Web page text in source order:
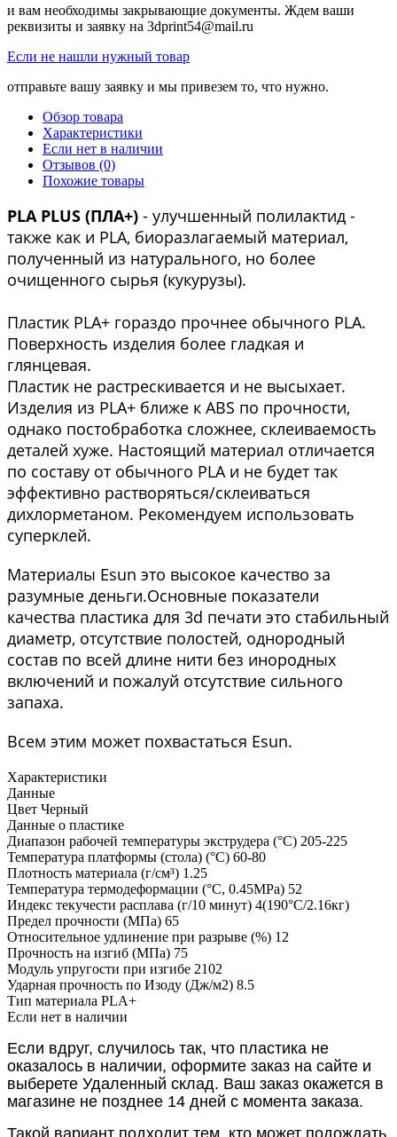
и вам необходимы закрывающие документы. Ждем ваши
реквизиты и заявку на 3dprint54@mail.ru
Если не нашли нужный товар
отправьте вашу заявку и мы привезем то, что нужно.
Обзор товара
Характеристики
Если нет в наличии
Отзывов (0)
Похожие товары
PLA PLUS (ПЛА+) - улучшенный полилактид -
также как и PLA, биоразлагаемый материал,
полученный из натурального, но более
очищенного сырья (кукурузы).
Пластик PLA+ гораздо прочнее обычного PLA.
Поверхность изделия более гладкая и
глянцевая.
Пластик не растрескивается и не высыхает.
Изделия из PLA+ ближе к ABS по прочности,
однако постобработка сложнее, склеиваемость
деталей хуже. Настоящий материал отличается
по составу от обычного PLA и не будет так
эффективно растворяться/склеиваться
дихлорметаном. Рекомендуем использовать
суперклей.
Материалы Esun это высокое качество за
разумные деньги.Основные показатели
качества пластика для 3d печати это стабильный
диаметр, отсутствие полостей, однородный
состав по всей длине нити без инородных
включений и пожалуй отсутствие сильного
запаха.
Всем этим может похвастаться Esun.
Характеристики
Данные
Цвет Черный
Данные о пластике
Диапазон рабочей температуры экструдера (°C) 205-225
Температура платформы (стола) (°C) 60-80
Плотность материала (г/см³) 1.25
Температура термодеформации (°C, 0.45MPa) 52
Индекс текучести расплава (г/10 минут) 4(190°C/2.16кг)
Предел прочности (МПа) 65
Относительное удлинение при разрыве (%) 12
Прочность на изгиб (МПа) 75
Модуль упругости при изгибе 2102
Ударная прочность по Изоду (Дж/м2) 8.5
Тип материала PLA+
Если нет в наличии
Если вдруг, случилось так, что пластика не
оказалось в наличии, оформите заказ на сайте и
выберете Удаленный склад. Ваш заказ окажется в
магазине не позднее 14 дней с момента заказа.
Такой вариант подходит тем, кто может подождать